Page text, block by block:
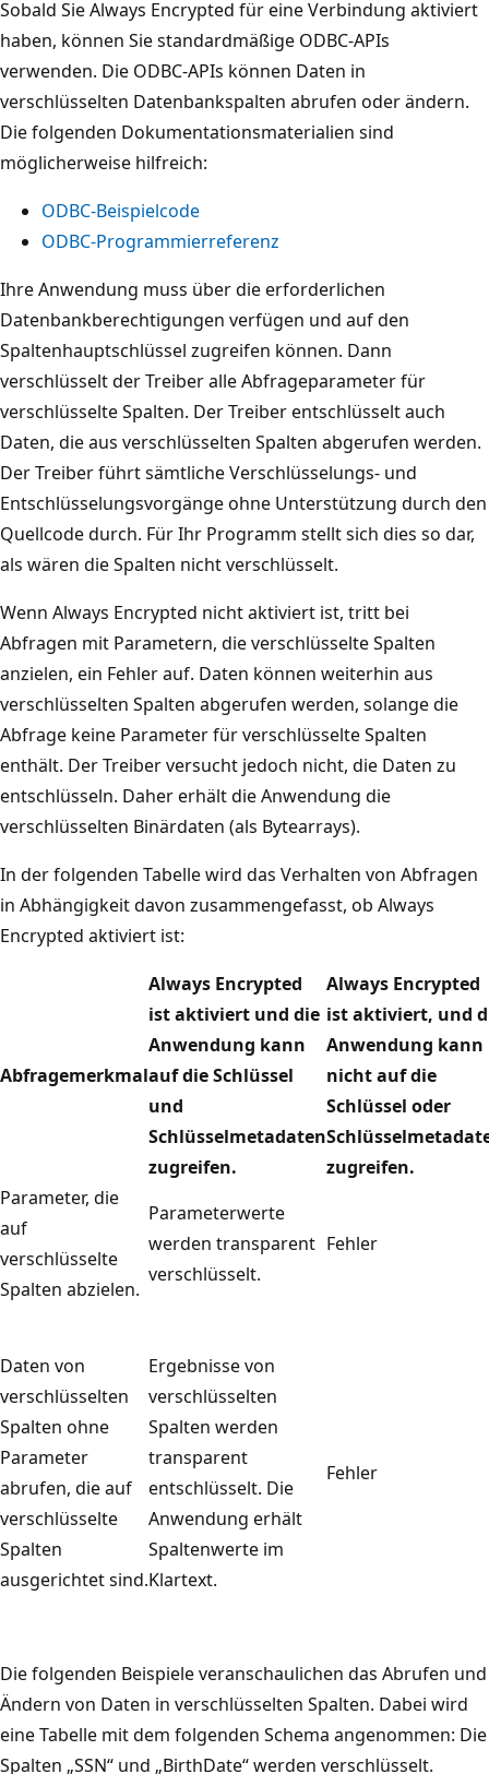
Sobald Sie Always Encrypted für eine Verbindung aktiviert
haben, können Sie standardmäßige ODBC-APIs
verwenden. Die ODBC-APIs können Daten in
verschlüsselten Datenbankspalten abrufen oder ändern.
Die folgenden Dokumentationsmaterialien sind
möglicherweise hilfreich:
ODBC-Beispielcode
ODBC-Programmierreferenz
Ihre Anwendung muss über die erforderlichen
Datenbankberechtigungen verfügen und auf den
Spaltenhauptschlüssel zugreifen können. Dann
verschlüsselt der Treiber alle Abfrageparameter für
verschlüsselte Spalten. Der Treiber entschlüsselt auch
Daten, die aus verschlüsselten Spalten abgerufen werden.
Der Treiber führt sämtliche Verschlüsselungs- und
Entschlüsselungsvorgänge ohne Unterstützung durch den
Quellcode durch. Für Ihr Programm stellt sich dies so dar,
als wären die Spalten nicht verschlüsselt.
Wenn Always Encrypted nicht aktiviert ist, tritt bei
Abfragen mit Parametern, die verschlüsselte Spalten
anzielen, ein Fehler auf. Daten können weiterhin aus
verschlüsselten Spalten abgerufen werden, solange die
Abfrage keine Parameter für verschlüsselte Spalten
enthält. Der Treiber versucht jedoch nicht, die Daten zu
entschlüsseln. Daher erhält die Anwendung die
verschlüsselten Binärdaten (als Bytearrays).
In der folgenden Tabelle wird das Verhalten von Abfragen
in Abhängigkeit davon zusammengefasst, ob Always
Encrypted aktiviert ist:
Abfragemerkmal
Always Encrypted
ist aktiviert und die
Anwendung kann
auf die Schlüssel
und
Schlüsselmetadaten
zugreifen.
Always Encrypted
ist aktiviert, und
Anwendung kann
nicht auf die
Schlüssel oder
zugreifen.
Parameter, die
auf
verschlüsselte
Spalten abzielen.
Parameterwerte
werden transparent
verschlüsselt.
Fehler
Daten von
verschlüsselten
Spalten ohne
Parameter
abrufen, die auf
verschlüsselte
Spalten
ausgerichtet sind.
Ergebnisse von
verschlüsselten
Spalten werden
transparent
entschlüsselt. Die
Anwendung erhält
Spaltenwerte im
Klartext.
Fehler
Die folgenden Beispiele veranschaulichen das Abrufen und
Ändern von Daten in verschlüsselten Spalten. Dabei wird
eine Tabelle mit dem folgenden Schema angenommen: Die
Spalten „SSN“ und „BirthDate“ werden verschlüsselt.